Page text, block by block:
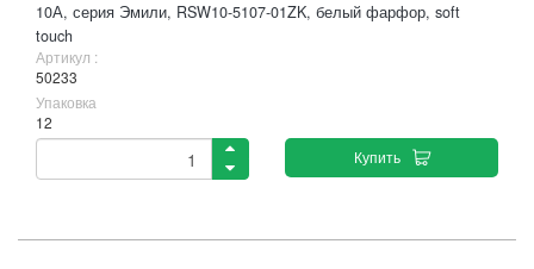
10А, серия Эмили, RSW10-5107-01ZK, белый фарфор, soft
touch
Артикул :
50233
Упаковка
12
Купить